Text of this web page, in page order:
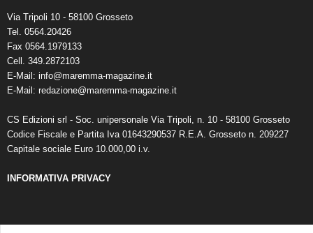
Via Tripoli 10 - 58100 Grosseto
Tel. 0564.20426
Fax 0564.1979133
Cell. 349.2872103
E-Mail: info@maremma-magazine.it
E-Mail: redazione@maremma-magazine.it
CS Edizioni srl - Soc. unipersonale Via Tripoli, n. 10 - 58100 Grosseto
Codice Fiscale e Partita Iva 01643290537 R.E.A. Grosseto n. 209227
Capitale sociale Euro 10.000,00 i.v.
INFORMATIVA PRIVACY